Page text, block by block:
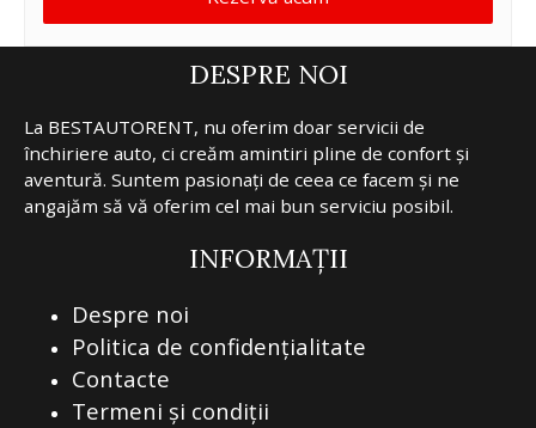
DESPRE NOI
La BESTAUTORENT, nu oferim doar servicii de
închiriere auto, ci creăm amintiri pline de confort și
aventură. Suntem pasionați de ceea ce facem și ne
angajăm să vă oferim cel mai bun serviciu posibil.
INFORMAȚII
Despre noi
Politica de confidențialitate
Contacte
Termeni și condiții